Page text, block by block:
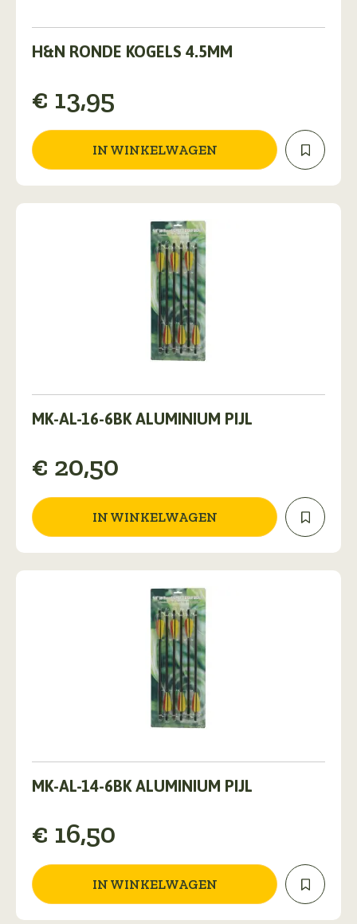
H&N RONDE KOGELS 4.5MM
€ 13,95
IN WINKELWAGEN
MK-AL-16-6BK ALUMINIUM PIJL
€ 20,50
IN WINKELWAGEN
MK-AL-14-6BK ALUMINIUM PIJL
€ 16,50
IN WINKELWAGEN